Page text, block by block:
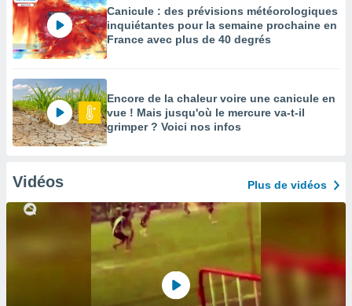
Canicule : des prévisions météorologiques
inquiétantes pour la semaine prochaine en
France avec plus de 40 degrés
Encore de la chaleur voire une canicule en
vue ! Mais jusqu'où le mercure va-t-il
grimper ? Voici nos infos
Vidéos Plus de vidéos